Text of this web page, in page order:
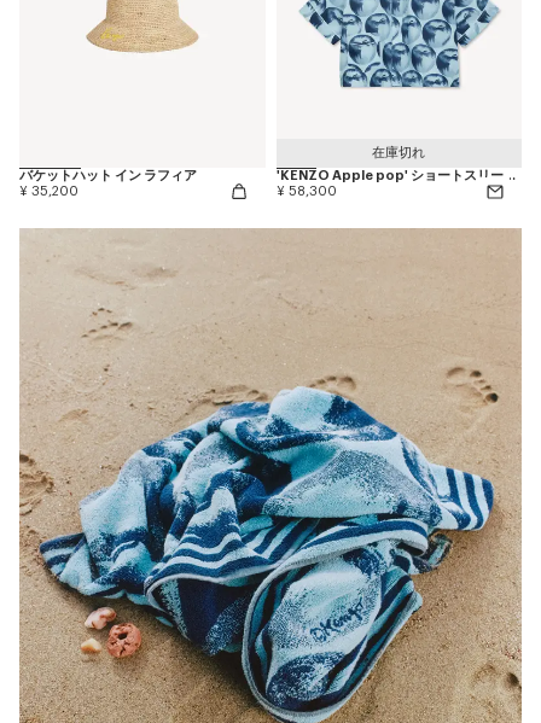
バケットハット イン ラフィア
¥ 35,200
在庫切れ
'KENZO Apple pop' ショートスリーブ シャツ イン コットン
¥ 58,300